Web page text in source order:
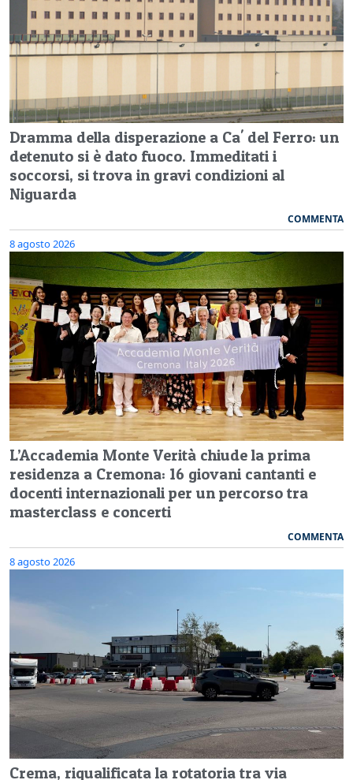
Dramma della disperazione a Ca' del Ferro: un
detenuto si è dato fuoco. Immeditati i
soccorsi, si trova in gravi condizioni al
Niguarda
COMMENTA
8 agosto 2026
L’Accademia Monte Verità chiude la prima
residenza a Cremona: 16 giovani cantanti e
docenti internazionali per un percorso tra
masterclass e concerti
COMMENTA
8 agosto 2026
Crema, riqualificata la rotatoria tra via